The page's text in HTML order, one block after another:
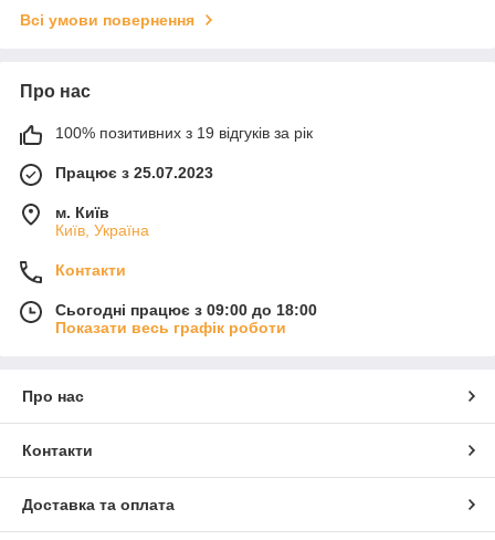
Всі умови повернення
Про нас
100% позитивних з 19 відгуків за рік
Працює з 25.07.2023
м. Київ
Київ, Україна
Контакти
Сьогодні працює з 09:00 до 18:00
Показати весь графік роботи
Про нас
Контакти
Доставка та оплата